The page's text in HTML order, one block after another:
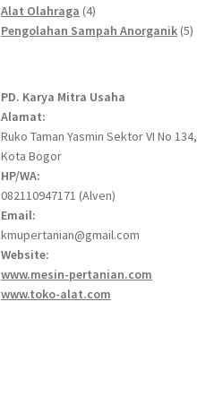
Alat Olahraga 44
products
Pengolahan Sampah Anorganik 55
PD. Karya Mitra Usaha
Alamat:
Ruko Taman Yasmin Sektor VI No 134,
Kota Bogor
HP/WA:
082110947171 (Alven)
Email:
kmupertanian@gmail.com
Website:
www.mesin-pertanian.com
www.toko-alat.com